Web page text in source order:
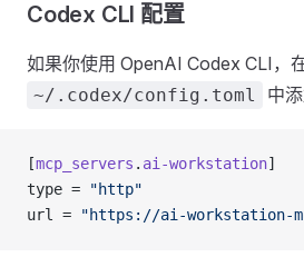
Codex CLI 配置
如果你使用 OpenAI Codex CLI，
~/.codex/config.toml 中添
[mcp_servers . ai-workstation]
type =
"http"
url =
"https://ai-workstation-